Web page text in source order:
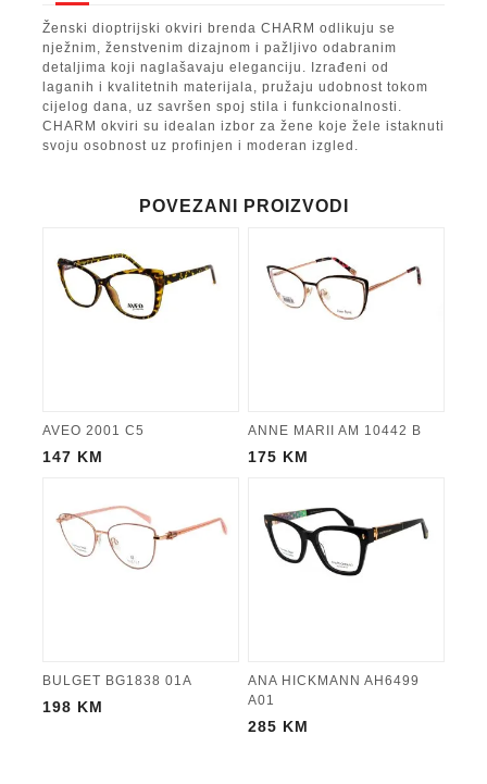
Ženski dioptrijski okviri brenda CHARM odlikuju se
nježnim, ženstvenim dizajnom i pažljivo odabranim
detaljima koji naglašavaju eleganciju. Izrađeni od
laganih i kvalitetnih materijala, pružaju udobnost tokom
cijelog dana, uz savršen spoj stila i funkcionalnosti.
CHARM okviri su idealan izbor za žene koje žele istaknuti
svoju osobnost uz profinjen i moderan izgled.
POVEZANI PROIZVODI
AVEO 2001 C5
147 KM
ANNE MARII AM 10442 B
175 KM
BULGET BG1838 01A
198 KM
ANA HICKMANN AH6499
A01
285 KM